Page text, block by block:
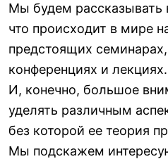
Мы будем
что происходит в мире
предстоящих семинарах,
конференциях и лекциях.
И, конечно, большое
уделять различным
без которой ее теория
Мы подскажем